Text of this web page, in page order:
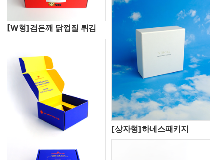
[W형]검은깨 닭껍질 튀김
[상자형]하네스패키지